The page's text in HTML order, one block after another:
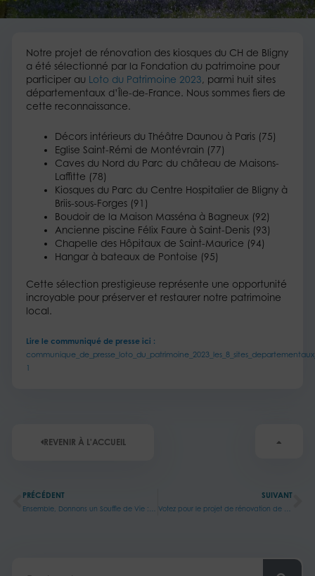
Notre projet de rénovation des kiosques du CH de Bligny
a été sélectionné par la Fondation du patrimoine pour
participer au Loto du Patrimoine 2023, parmi huit sites
départementaux d’Île-de-France. Nous sommes fiers de
cette reconnaissance.
Décors intérieurs du Théâtre Daunou à Paris (75)
Eglise Saint-Rémi de Montévrain (77)
Caves du Nord du Parc du château de Maisons-
Laffitte (78)
Kiosques du Parc du Centre Hospitalier de Bligny à
Briis-sous-Forges (91)
Boudoir de la Maison Masséna à Bagneux (92)
Ancienne piscine Félix Faure à Saint-Denis (93)
Chapelle des Hôpitaux de Saint-Maurice (94)
Hangar à bateaux de Pontoise (95)
Cette sélection prestigieuse représente une opportunité
incroyable pour préserver et restaurer notre patrimoine
local.
Lire le communiqué de presse ici :
1
REVENIR À L'ACCUEIL
PRÉCÉDENT SUIVANT